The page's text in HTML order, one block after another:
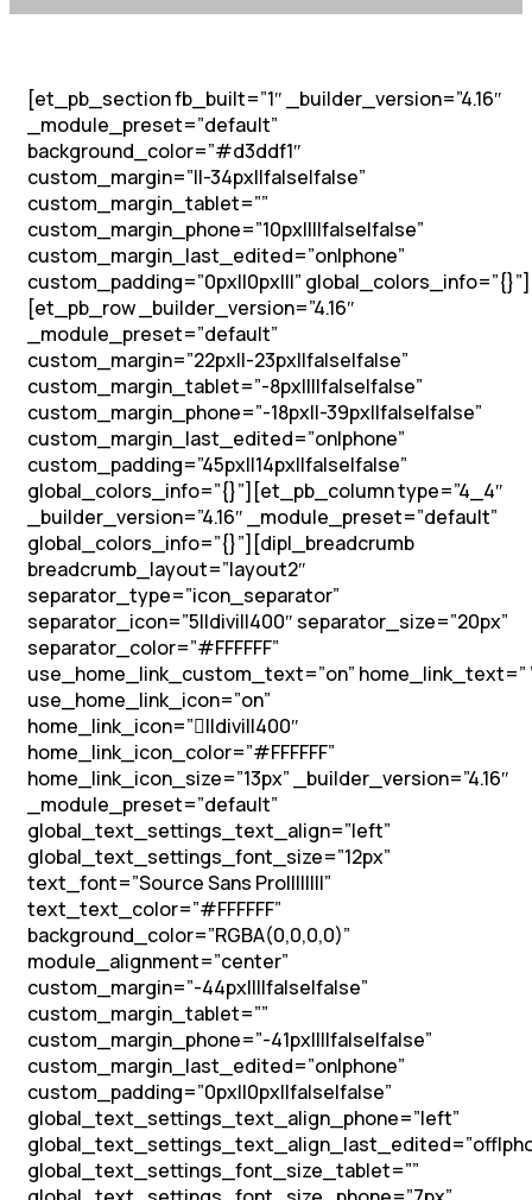
[et_pb_section fb_built=”1″ _builder_version=”4.16″
_module_preset=”default”
background_color=”#d3ddf1″
custom_margin=”||-34px||false|false”
custom_margin_tablet=””
custom_margin_phone=”10px||||false|false”
custom_margin_last_edited=”on|phone”
custom_padding=”0px||0px|||” global_colors_info=”{}”]
[et_pb_row _builder_version=”4.16″
_module_preset=”default”
custom_margin=”22px||-23px||false|false”
custom_margin_tablet=”-8px||||false|false”
custom_margin_phone=”-18px||-39px||false|false”
custom_margin_last_edited=”on|phone”
custom_padding=”45px||14px||false|false”
global_colors_info=”{}”][et_pb_column type=”4_4″
_builder_version=”4.16″ _module_preset=”default”
global_colors_info=”{}”][dipl_breadcrumb
breadcrumb_layout=”layout2″
separator_type=”icon_separator”
separator_icon=”5||divi||400″ separator_size=”20px”
separator_color=”#FFFFFF”
use_home_link_custom_text=”on” home_link_text=”
use_home_link_icon=”on”
home_link_icon=”||divi||400″
home_link_icon_color=”#FFFFFF”
home_link_icon_size=”13px” _builder_version=”4.16″
_module_preset=”default”
global_text_settings_text_align=”left”
global_text_settings_font_size=”12px”
text_font=”Source Sans Pro||||||||”
text_text_color=”#FFFFFF”
background_color=”RGBA(0,0,0,0)”
module_alignment=”center”
custom_margin=”-44px||||false|false”
custom_margin_tablet=””
custom_margin_phone=”-41px||||false|false”
custom_margin_last_edited=”on|phone”
custom_padding=”0px||0px||false|false”
global_text_settings_text_align_phone=”left”
global_text_settings_font_size_tablet=””